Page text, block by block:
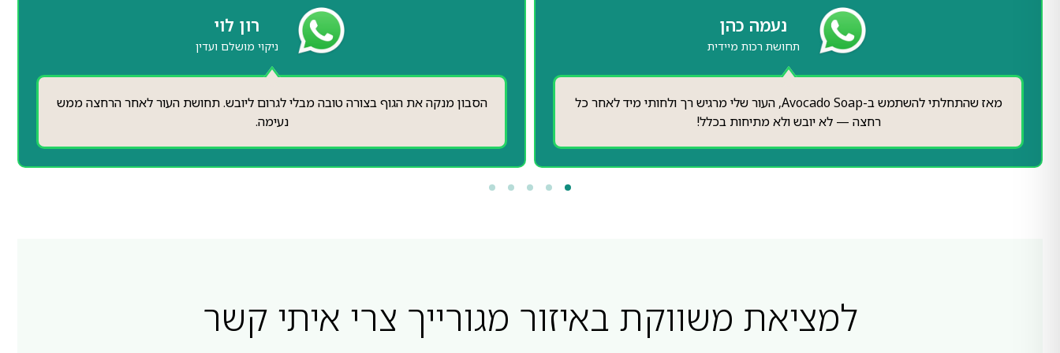
הסבון מנקה את הגוף בצורה טובה מבלי לגרום ליובש. תחושת העור לאחר הרחצה ממש
נעימה.
רון לוי
ניקוי מושלם ועדין
יש לי עור רגיש מאוד והסבון הזה לא גרם לגירוי — להפך, הוא מרגיע ומעניק לחות טבעית
כל פעם מחדש.
שירה ברק
נהדר לעור רגיש
למציאת משווקת באיזור מגורייך צרי איתי קשר